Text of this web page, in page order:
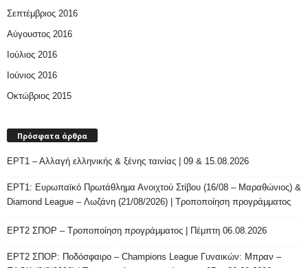
Σεπτέμβριος 2016
Αύγουστος 2016
Ιούλιος 2016
Ιούνιος 2016
Οκτώβριος 2015
Πρόσφατα άρθρα
ΕΡΤ1 – Αλλαγή ελληνικής & ξένης ταινίας | 09 & 15.08.2026
ΕΡΤ1: Ευρωπαϊκό Πρωτάθλημα Ανοιχτού Στίβου (16/08 – Μαραθώνιος) &
Diamond League – Λωζάνη (21/08/2026) | Τροποποίηση προγράμματος
ΕΡΤ2 ΣΠΟΡ – Τροποποίηση προγράμματος | Πέμπτη 06.08.2026
ΕΡΤ2 ΣΠΟΡ: Ποδόσφαιρο – Champions League Γυναικών: Μπραν –